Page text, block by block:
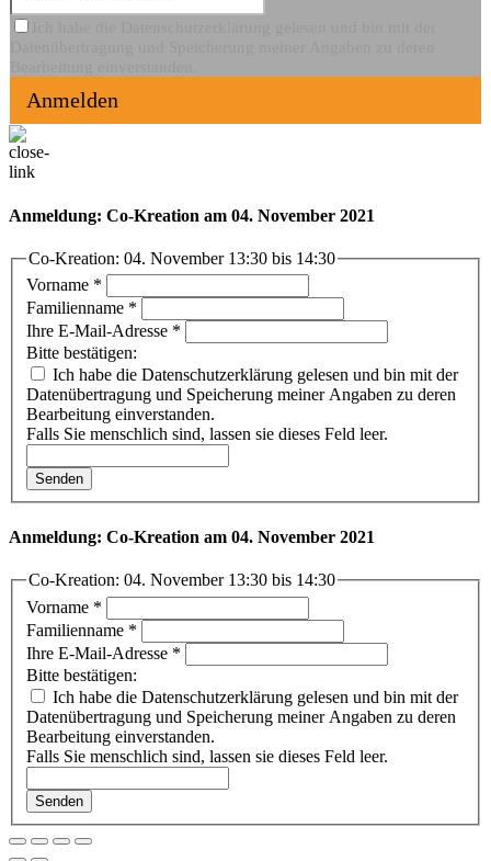
Anmelden
Anmeldung: Co-Kreation am 04. November 2021
Co-Kreation: 04. November 13:30 bis 14:30
Vorname *
Familienname *
Ihre E-Mail-Adresse *
Bitte bestätigen:
Ich habe die Datenschutzerklärung gelesen und bin mit der
Datenübertragung und Speicherung meiner Angaben zu deren
Bearbeitung einverstanden.
Falls Sie menschlich sind, lassen sie dieses Feld leer.
Senden
Anmeldung: Co-Kreation am 04. November 2021
Co-Kreation: 04. November 13:30 bis 14:30
Vorname *
Familienname *
Ihre E-Mail-Adresse *
Bitte bestätigen:
Ich habe die Datenschutzerklärung gelesen und bin mit der
Datenübertragung und Speicherung meiner Angaben zu deren
Bearbeitung einverstanden.
Falls Sie menschlich sind, lassen sie dieses Feld leer.
Senden